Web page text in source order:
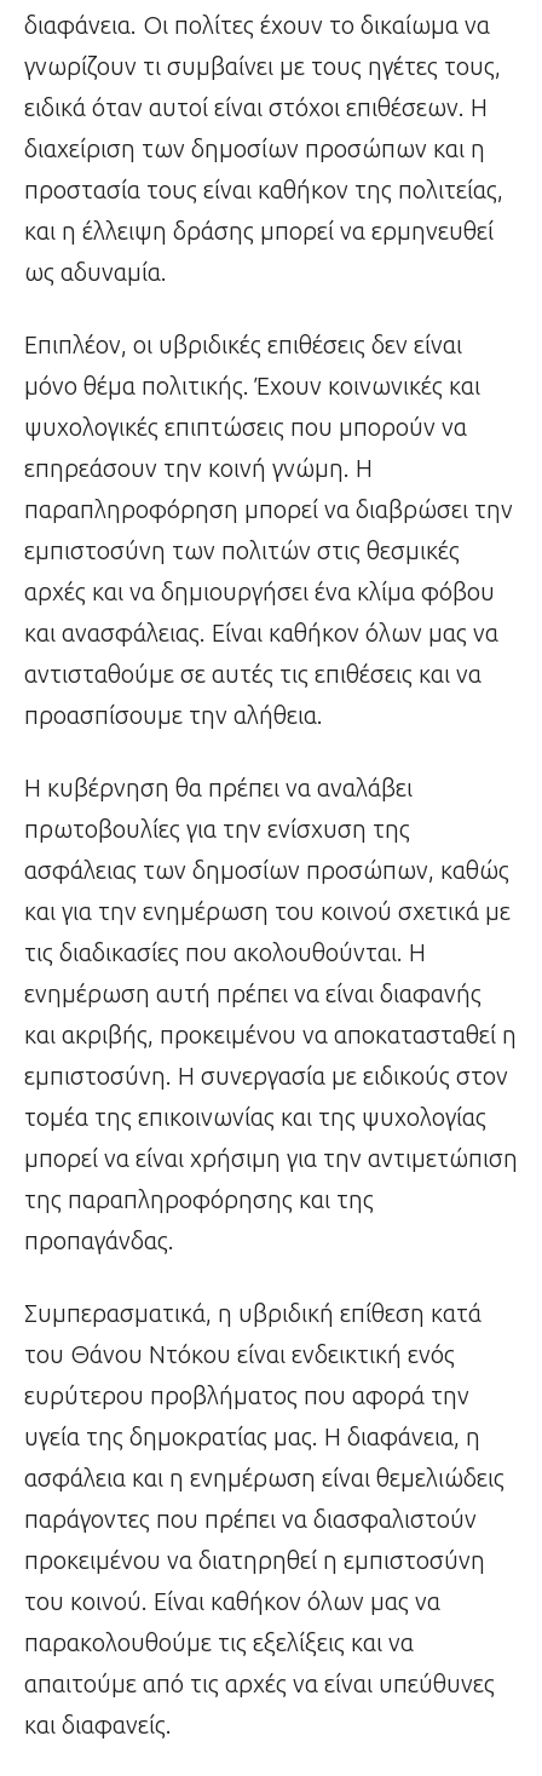
διαφάνεια. Οι πολίτες έχουν το δικαίωμα να
γνωρίζουν τι συμβαίνει με τους ηγέτες τους,
ειδικά όταν αυτοί είναι στόχοι επιθέσεων. Η
διαχείριση των δημοσίων προσώπων και η
προστασία τους είναι καθήκον της πολιτείας,
και η έλλειψη δράσης μπορεί να ερμηνευθεί
ως αδυναμία.
Επιπλέον, οι υβριδικές επιθέσεις δεν είναι
μόνο θέμα πολιτικής. Έχουν κοινωνικές και
ψυχολογικές επιπτώσεις που μπορούν να
επηρεάσουν την κοινή γνώμη. Η
παραπληροφόρηση μπορεί να διαβρώσει την
εμπιστοσύνη των πολιτών στις θεσμικές
αρχές και να δημιουργήσει ένα κλίμα φόβου
και ανασφάλειας. Είναι καθήκον όλων μας να
αντισταθούμε σε αυτές τις επιθέσεις και να
προασπίσουμε την αλήθεια.
Η κυβέρνηση θα πρέπει να αναλάβει
πρωτοβουλίες για την ενίσχυση της
ασφάλειας των δημοσίων προσώπων, καθώς
και για την ενημέρωση του κοινού σχετικά με
τις διαδικασίες που ακολουθούνται. Η
ενημέρωση αυτή πρέπει να είναι διαφανής
και ακριβής, προκειμένου να αποκατασταθεί η
εμπιστοσύνη. Η συνεργασία με ειδικούς στον
τομέα της επικοινωνίας και της ψυχολογίας
μπορεί να είναι χρήσιμη για την αντιμετώπιση
της παραπληροφόρησης και της
προπαγάνδας.
Συμπερασματικά, η υβριδική επίθεση κατά
του Θάνου Ντόκου είναι ενδεικτική ενός
ευρύτερου προβλήματος που αφορά την
υγεία της δημοκρατίας μας. Η διαφάνεια, η
ασφάλεια και η ενημέρωση είναι θεμελιώδεις
παράγοντες που πρέπει να διασφαλιστούν
προκειμένου να διατηρηθεί η εμπιστοσύνη
του κοινού. Είναι καθήκον όλων μας να
παρακολουθούμε τις εξελίξεις και να
απαιτούμε από τις αρχές να είναι υπεύθυνες
και διαφανείς.